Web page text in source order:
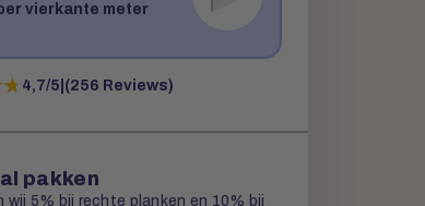
vierkante meter
4,7/5 (256 Reviews)
pakken
wij 5% bij rechte planken en 10% bij